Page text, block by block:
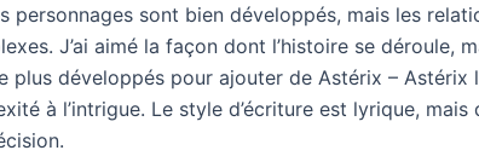
personnages sont bien développés, mais les
J’ai aimé la façon dont l’histoire se déroule,
plus développés pour ajouter de Astérix – Astérix
à l’intrigue. Le style d’écriture est lyrique,